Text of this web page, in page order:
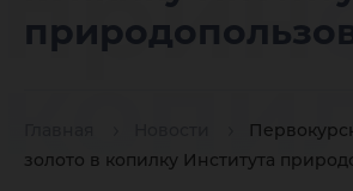
золото в копилку Института